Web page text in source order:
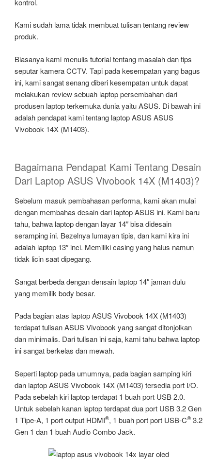
kontrol.
Kami sudah lama tidak membuat tulisan tentang review
produk.
Biasanya kami menulis tutorial tentang masalah dan tips
seputar kamera CCTV. Tapi pada kesempatan yang bagus
ini, kami sangat senang diberi kesempatan untuk dapat
melakukan review sebuah laptop persembahan dari
produsen laptop terkemuka dunia yaitu ASUS. Di bawah ini
adalah pendapat kami tentang laptop ASUS ASUS
Vivobook 14X (M1403).
Bagaimana Pendapat Kami Tentang Desain
Dari Laptop ASUS Vivobook 14X (M1403)?
Sebelum masuk pembahasan performa, kami akan mulai
dengan membahas desain dari laptop ASUS ini. Kami baru
tahu, bahwa laptop dengan layar 14″ bisa didesain
seramping ini. Bezelnya lumayan tipis, dan kami kira ini
adalah laptop 13″ inci. Memiliki casing yang halus namun
tidak licin saat dipegang.
Sangat berbeda dengan densain laptop 14″ jaman dulu
yang memilik body besar.
Pada bagian atas laptop ASUS Vivobook 14X (M1403)
terdapat tulisan ASUS Vivobook yang sangat ditonjolkan
dan minimalis. Dari tulisan ini saja, kami tahu bahwa laptop
ini sangat berkelas dan mewah.
Seperti laptop pada umumnya, pada bagian samping kiri
dan laptop ASUS Vivobook 14X (M1403) tersedia port I/O.
Pada sebelah kiri laptop terdapat 1 buah port USB 2.0.
Untuk sebelah kanan laptop terdapat dua port USB 3.2 Gen
1 Tipe-A, 1 port output HDMI®, 1 buah port port USB-C® 3.2
Gen 1 dan 1 buah Audio Combo Jack.